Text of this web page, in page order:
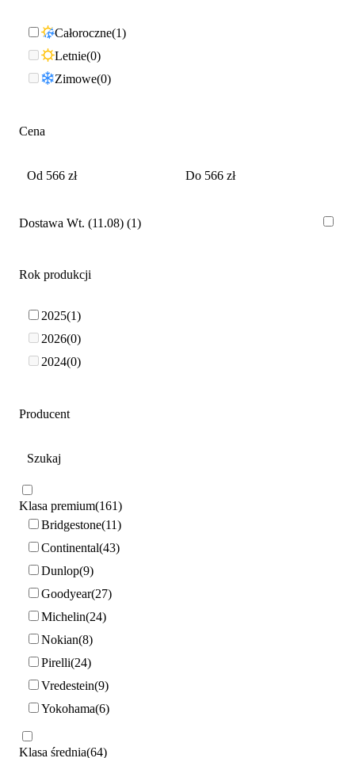
Całoroczne 1
Letnie 0
Zimowe 0
Cena
Dostawa Wt. (11.08) 1
Rok produkcji
2025 1
2026 0
2024 0
Producent
Klasa premium 161
Bridgestone 11
Continental 43
Dunlop 9
Goodyear 27
Michelin 24
Nokian 8
Pirelli 24
Vredestein 9
Yokohama 6
Klasa średnia 64